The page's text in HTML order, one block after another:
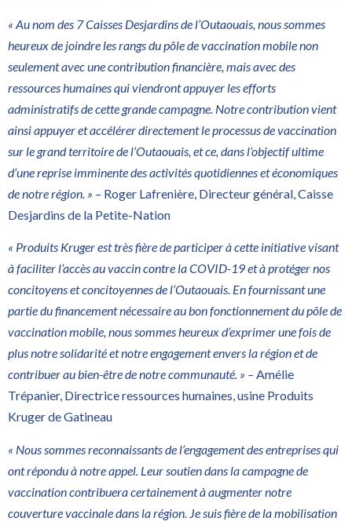
« Au nom des 7 Caisses Desjardins de l’Outaouais, nous sommes
heureux de joindre les rangs du pôle de vaccination mobile non
seulement avec une contribution financière, mais avec des
ressources humaines qui viendront appuyer les efforts
administratifs de cette grande campagne. Notre contribution vient
ainsi appuyer et accélérer directement le processus de vaccination
sur le grand territoire de l’Outaouais, et ce, dans l’objectif ultime
d’une reprise imminente des activités quotidiennes et économiques
de notre région. » – Roger Lafrenière, Directeur général, Caisse
Desjardins de la Petite-Nation
« Produits Kruger est très fière de participer à cette initiative visant
à faciliter l’accès au vaccin contre la COVID-19 et à protéger nos
concitoyens et concitoyennes de l’Outaouais. En fournissant une
partie du financement nécessaire au bon fonctionnement du pôle de
vaccination mobile, nous sommes heureux d’exprimer une fois de
plus notre solidarité et notre engagement envers la région et de
contribuer au bien-être de notre communauté. » –Amélie
Trépanier, Directrice ressources humaines, usine Produits
Kruger de Gatineau
« Nous sommes reconnaissants de l’engagement des entreprises qui
ont répondu à notre appel. Leur soutien dans la campagne de
vaccination contribuera certainement à augmenter notre
couverture vaccinale dans la région. Je suis fière de la mobilisation